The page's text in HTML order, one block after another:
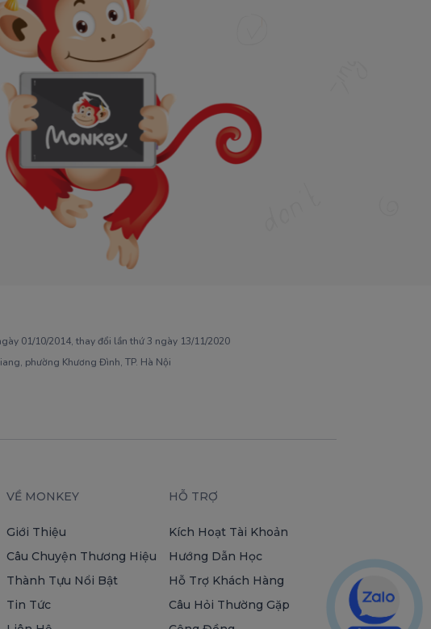
01/10/2014, thay đổi lần thứ 3 ngày 13/11/2020
phường Khương Đình, TP. Hà Nội
VỀ MONKEY
Giới Thiệu
Câu Chuyện Thương Hiệu
Thành Tựu Nổi Bật
Tin Tức
HỖ TRỢ
Kích Hoạt Tài Khoản
Hướng Dẫn Học
Hỗ Trợ Khách Hàng
Câu Hỏi Thường Gặp